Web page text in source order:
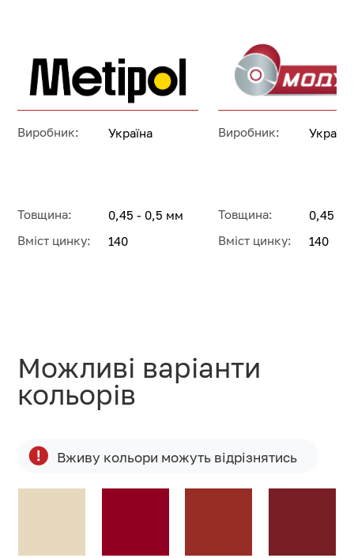
Виробник: Україна
Товщина: 0,45 - 0,5 мм
Вміст цинку: 140
Виробник: Україна
Товщина: 0,45 -
Вміст цинку: 140
Можливі варіанти
кольорів
Вживу кольори можуть відрізнятись